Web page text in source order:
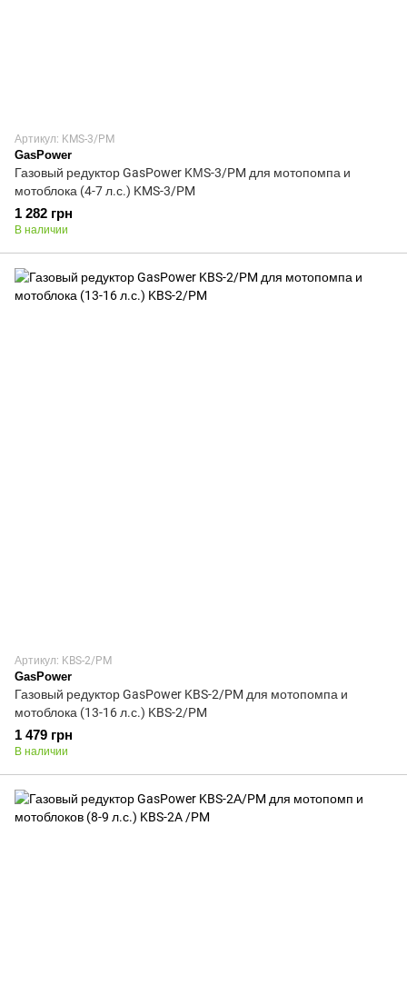
Артикул: KMS-3/PM
GasPower
Газовый редуктор GasPower KМS-3/PM для мотопомпа и
мотоблока (4-7 л.с.) KMS-3/PM
1 282 грн
В наличии
Артикул: KBS-2/PM
GasPower
Газовый редуктор GasPower KBS-2/PM для мотопомпа и
мотоблока (13-16 л.с.) KBS-2/PM
1 479 грн
В наличии